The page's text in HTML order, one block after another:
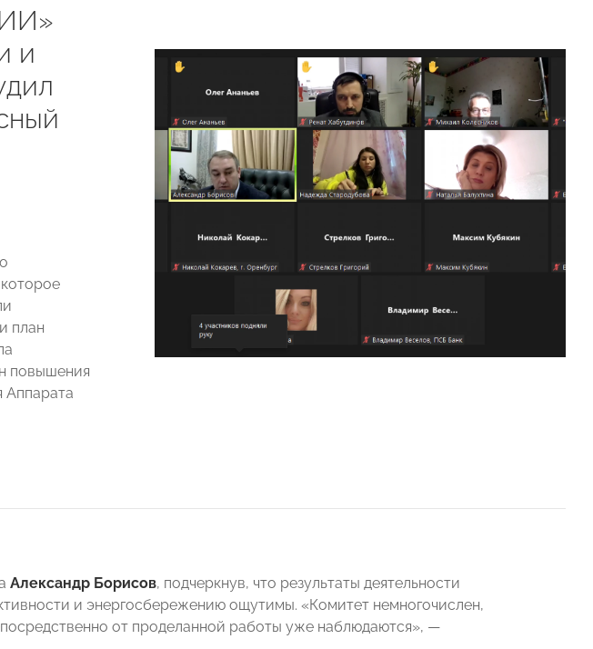
и
план
повышения
Аппарата
Александр Борисов, подчеркнув, что результаты деятельности
и энергосбережению ощутимы. «Комитет немногочислен,
от проделанной работы уже наблюдаются», —